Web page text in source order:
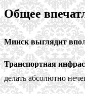
Общее
Минск выглядит
Транспортная
делать абсолютно